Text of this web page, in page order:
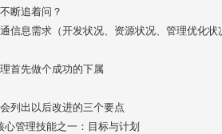
断追着问？
信息需求（开发状况、资源状况、管理优化
首先做个成功的下属
列出以后改进的三个要点
管理技能之一：目标与计划